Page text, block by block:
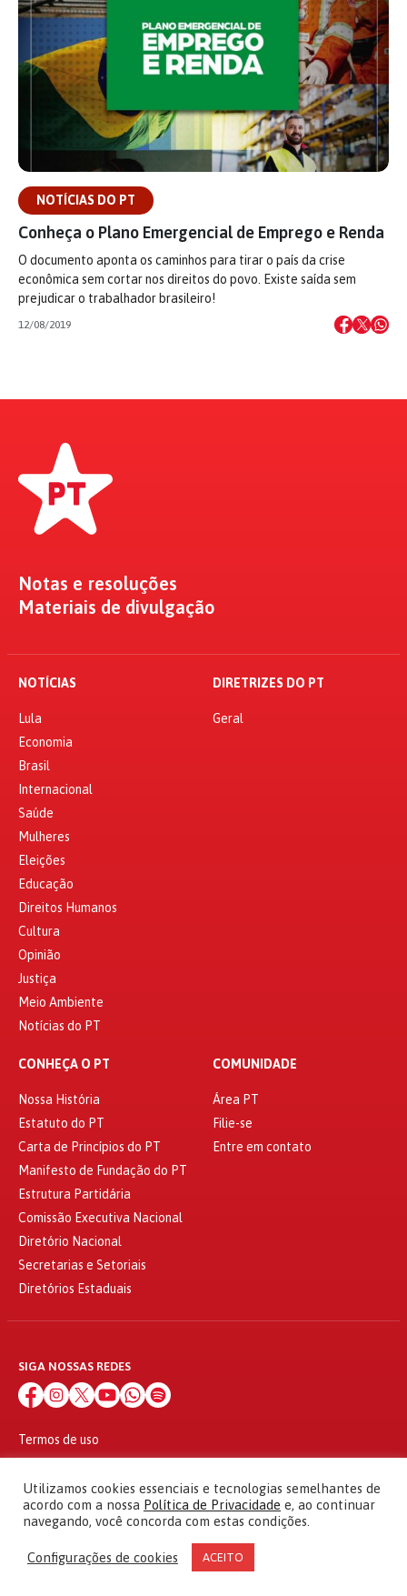
NOTÍCIAS DO PT
Conheça o Plano Emergencial de Emprego e Renda
O documento aponta os caminhos para tirar o país da crise
econômica sem cortar nos direitos do povo. Existe saída sem
prejudicar o trabalhador brasileiro!
12/08/2019
Notas e resoluções
Materiais de divulgação
NOTÍCIAS
Lula
Economia
Brasil
Internacional
Saúde
Mulheres
Eleições
Educação
Direitos Humanos
Cultura
Opinião
Justiça
Meio Ambiente
Notícias do PT
DIRETRIZES DO PT
Geral
CONHEÇA O PT
Nossa História
Estatuto do PT
Carta de Princípios do PT
Manifesto de Fundação do PT
Estrutura Partidária
Comissão Executiva Nacional
Diretório Nacional
Secretarias e Setoriais
Diretórios Estaduais
COMUNIDADE
Área PT
Filie-se
Entre em contato
SIGA NOSSAS REDES
Termos de uso
Política de privacidade
© 2010 - 2026
Partido dos Trabalhadores Todos os direitos reservados
Utilizamos cookies essenciais e tecnologias semelhantes de
acordo com a nossa Política de Privacidade e, ao continuar
navegando, você concorda com estas condições.
Configurações de cookies ACEITO